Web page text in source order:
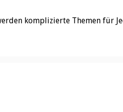
komplizierte Themen für